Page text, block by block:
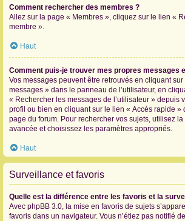
Comment rechercher des membres ?
Allez sur la page « Membres », cliquez sur le lien «
membre ».
Haut
Comment puis-je trouver mes propres messages
Vos messages peuvent être retrouvés en cliquant
messages » dans le panneau de l’utilisateur, en
« Rechercher les messages de l’utilisateur » depuis
profil ou bien en cliquant sur le lien « Accès rapide »
page du forum. Pour rechercher vos sujets, utilisez
avancée et choisissez les paramètres appropriés.
Haut
Surveillance et favoris
Quelle est la différence entre les favoris et la
Avec phpBB 3.0, la mise en favoris de sujets
favoris dans un navigateur. Vous n’étiez pas notifié